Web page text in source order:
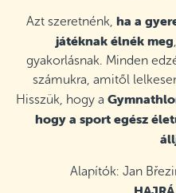
Azt szeretnénk, ha a
játéknak élnék meg
gyakorlásnak. Minden
számukra, amitől
Hisszük, hogy a
hogy a sport egész
Alapítók: Jan